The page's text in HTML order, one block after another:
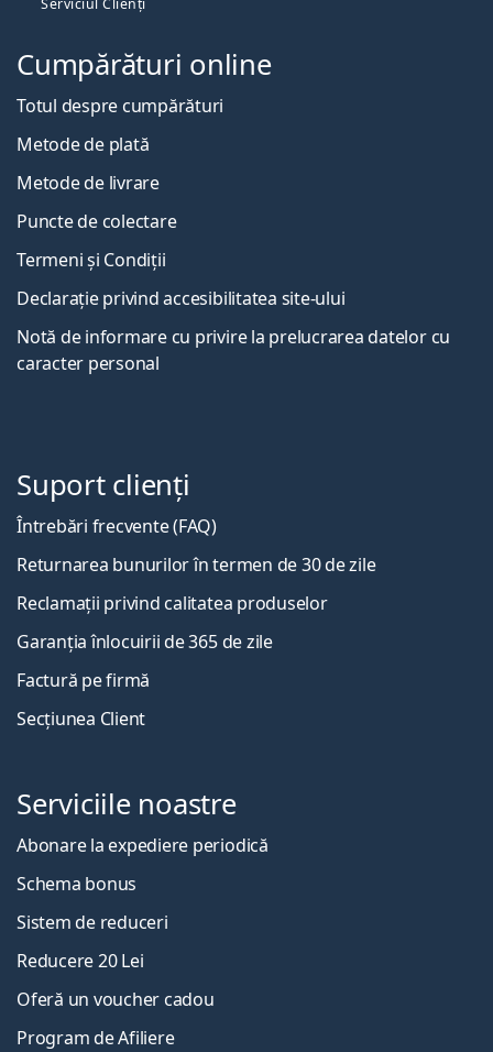
Cumpărături online
Totul despre cumpărături
Metode de plată
Metode de livrare
Puncte de colectare
Termeni și Condiții
Declarație privind accesibilitatea site-ului
Notă de informare cu privire la prelucrarea datelor cu
caracter personal
Suport clienți
Întrebări frecvente (FAQ)
Returnarea bunurilor în termen de 30 de zile
Reclamații privind calitatea produselor
Garanția înlocuirii de 365 de zile
Factură pe firmă
Secțiunea Client
Serviciile noastre
Abonare la expediere periodică
Schema bonus
Sistem de reduceri
Reducere 20 Lei
Oferă un voucher cadou
Program de Afiliere